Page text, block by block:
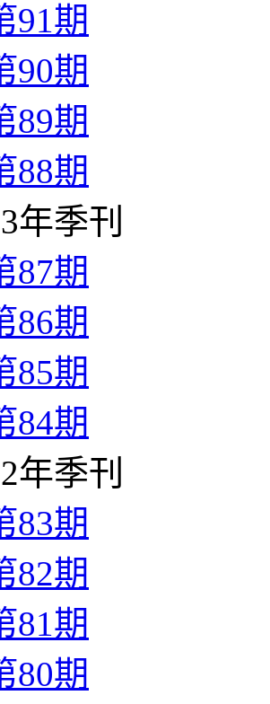
91期
90期
89期
88期
年季刊
87期
86期
85期
84期
年季刊
83期
82期
81期
80期